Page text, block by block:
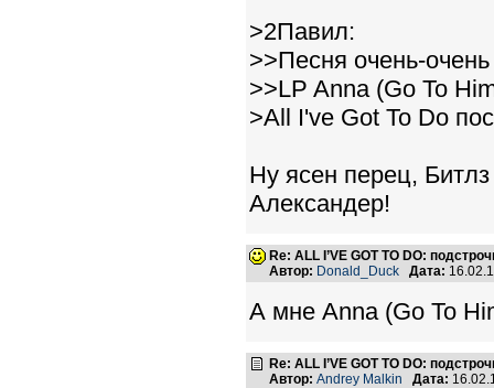
>2Павил:
>>Песня очень-
>>LP Anna (Go To
>All I've Got To Do
Ну ясен перец,
Александер!
Re: ALL I’VE GOT TO DO:
Автор: Donald_Duck Дата:
А мне Anna (Go To
Re: ALL I’VE GOT TO DO:
Автор: Andrey Malkin Дата: